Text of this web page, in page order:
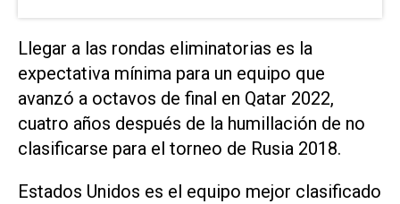
Llegar a ⁠las rondas eliminatorias es la
expectativa ⁠mínima para un equipo que
avanzó a octavos de final en Qatar 2022,
cuatro años después de la humillación de no
clasificarse para el ⁠torneo de Rusia 2018.
Estados Unidos es el equipo mejor clasificado